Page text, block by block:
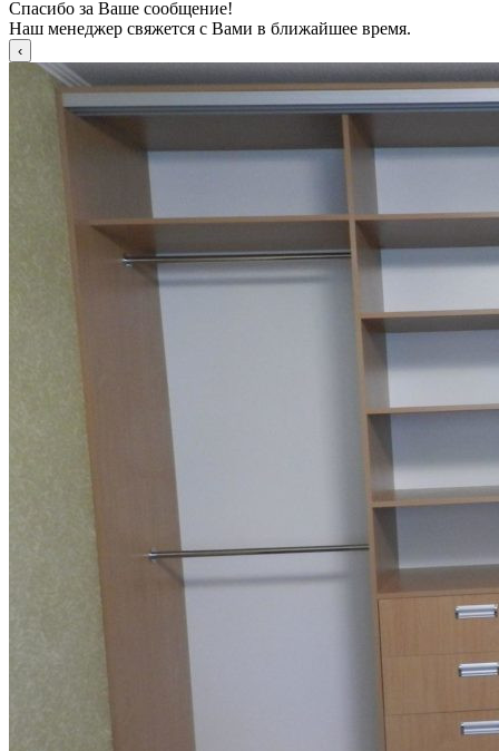
Спасибо за Ваше сообщение!
Наш менеджер свяжется с Вами в ближайшее время.